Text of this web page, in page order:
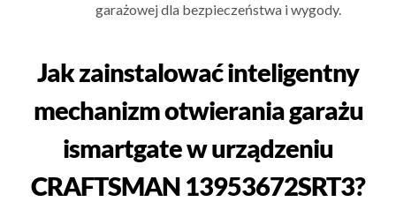
garażowej dla bezpieczeństwa i wygody.
Jak zainstalować inteligentny
mechanizm otwierania garażu
ismartgate w urządzeniu
CRAFTSMAN 13953672SRT3?